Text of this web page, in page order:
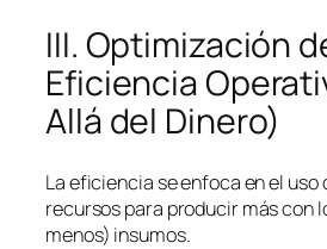
III. Optimización
Eficiencia
Allá del Dinero)
La eficiencia se enfoca en el uso
recursos para producir más con
menos) insumos.